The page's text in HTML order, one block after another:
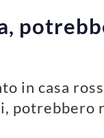
in casa
potrebbero